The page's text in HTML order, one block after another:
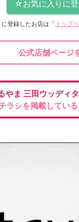
登録したお店は 「 トップ
公式店舗ページ
やま 三田ウッディ
ラシを掲載してい